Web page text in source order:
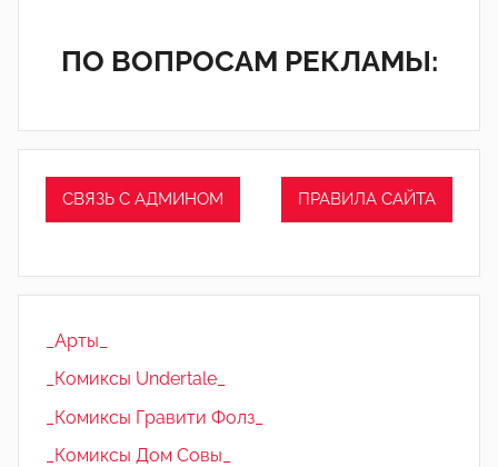
ПО ВОПРОСАМ РЕКЛАМЫ:
СВЯЗЬ С АДМИНОМ ПРАВИЛА САЙТА
_Арты_
_Комиксы Undertale_
_Комиксы Гравити Фолз_
_Комиксы Дом Совы_